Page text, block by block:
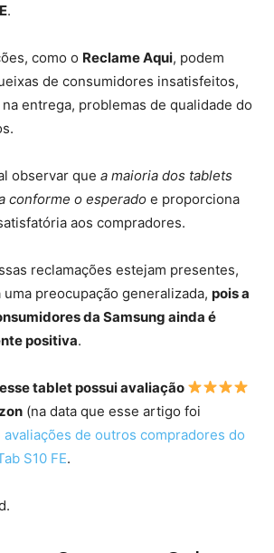
.
como o Reclame Aqui, podem
de consumidores insatisfeitos,
entrega, problemas de qualidade do
observar que a maioria dos tablets
conforme o esperado e proporciona
aos compradores.
reclamações estejam presentes,
preocupação generalizada, pois a
da Samsung ainda é
positiva.
esse tablet possui avaliação
(na data que esse artigo foi
avaliações de outros compradores do
S10 FE.